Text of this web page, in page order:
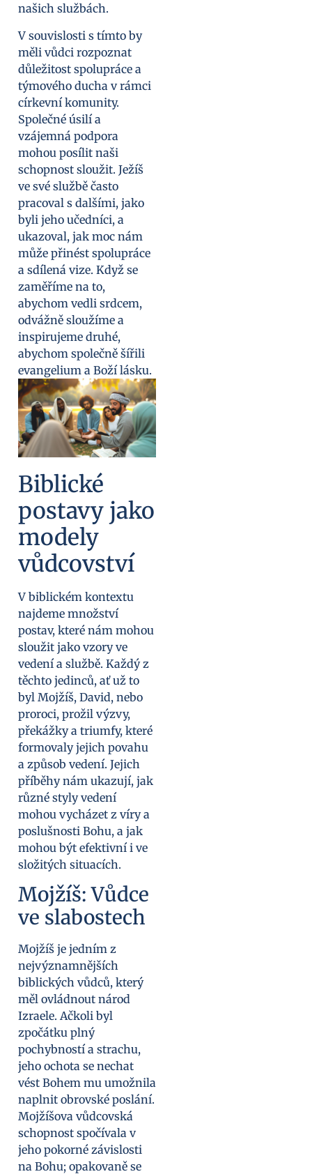
našich službách.
V souvislosti s tímto by
měli vůdci rozpoznat
důležitost spolupráce a
týmového ducha v rámci
církevní komunity.
Společné úsilí a
vzájemná podpora
mohou posílit naši
schopnost sloužit. Ježíš
ve své službě často
pracoval s dalšími, jako
byli jeho učedníci, a
ukazoval, jak moc nám
může přinést spolupráce
a sdílená vize. Když se
zaměříme na to,
abychom vedli srdcem,
odvážně sloužíme a
inspirujeme druhé,
abychom společně šířili
evangelium a Boží lásku.
Biblické
postavy jako
modely
vůdcovství
V biblickém kontextu
najdeme množství
postav, které nám mohou
sloužit jako vzory ve
vedení a službě. Každý z
těchto jedinců, ať už to
byl Mojžíš, David, nebo
proroci, prožil výzvy,
překážky a triumfy, které
formovaly jejich povahu
a způsob vedení. Jejich
příběhy nám ukazují, jak
různé styly vedení
mohou vycházet z víry a
poslušnosti Bohu, a jak
mohou být efektivní i ve
složitých situacích.
Mojžíš: Vůdce
ve slabostech
Mojžíš je jedním z
nejvýznamnějších
biblických vůdců, který
měl ovládnout národ
Izraele. Ačkoli byl
zpočátku plný
pochybností a strachu,
jeho ochota se nechat
vést Bohem mu umožnila
naplnit obrovské poslání.
Mojžíšova vůdcovská
schopnost spočívala v
jeho pokorné závislosti
na Bohu; opakovaně se